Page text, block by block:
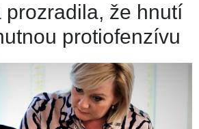
prozradila, že hnutí
protiofenzívu